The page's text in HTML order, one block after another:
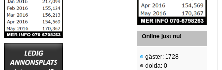
Online just nu!
gäster: 1728
dolda: 0